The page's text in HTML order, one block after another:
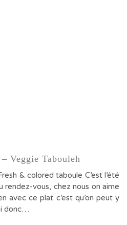
Veggie Tabouleh
& colored taboule C’est l’été
rendez-vous, chez nous on aime
avec ce plat c’est qu’on peut y
donc…